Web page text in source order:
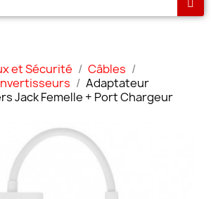
et Sécurité
Câbles
Adaptateur
Jack Femelle + Port Chargeur